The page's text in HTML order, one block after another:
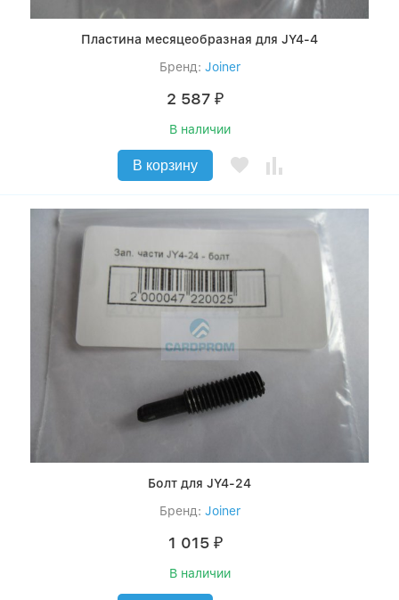
Пластина месяцеобразная для JY4-4
Бренд: Joiner
2 587 ₽
В наличии
В корзину
Болт для JY4-24
Бренд: Joiner
1 015 ₽
В наличии